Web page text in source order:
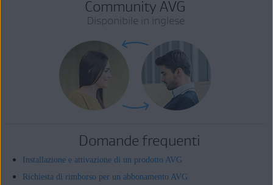
Community AVG
Disponibile in inglese
Domande frequenti
Installazione e attivazione di un prodotto AVG
Richiesta di rimborso per un abbonamento AVG